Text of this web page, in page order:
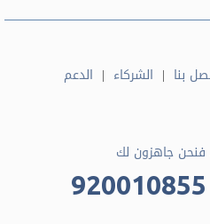
بنا الشركاء الدعم
فنحن جاهزون لك